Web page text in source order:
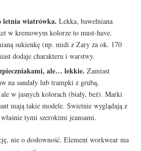
letnia wiatrówka. Lekka, bawełniana
w kremowym kolorze to must-have.
sukienkę (np. midi z Zary za ok. 170
dodaje charakteru i warstwy.
ale… lekkie. Zamiast
na sandały lub trampki z grubą,
w jasnych kolorach (biały, beż). Marki
mają takie modele. Świetnie wyglądają z
tymi szerokimi jeansami.
nie o dosłowność. Element workwear ma